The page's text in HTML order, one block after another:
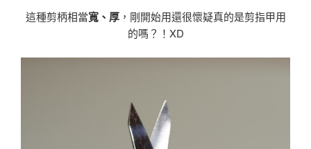
這種剪柄相當寬、厚，剛開始用還很懷疑真的是剪指甲用
的嗎？！XD